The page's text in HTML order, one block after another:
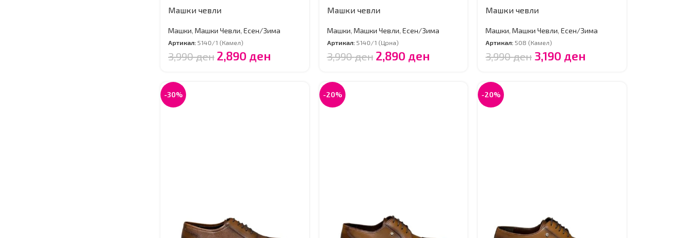
Машки чевли
Машки, Машки Чевли, Есен/Зима
Артикал:5140/1 (Камел)
3,990ден 2,890 ден
Машки чевли
Машки, Машки Чевли, Есен/Зима
Артикал:5140/1 (Црна)
3,990ден 2,890 ден
Машки чевли
Машки, Машки Чевли, Есен/Зима
Артикал:508 (Камел)
3,990ден 3,190 ден
-30% -20% -20%